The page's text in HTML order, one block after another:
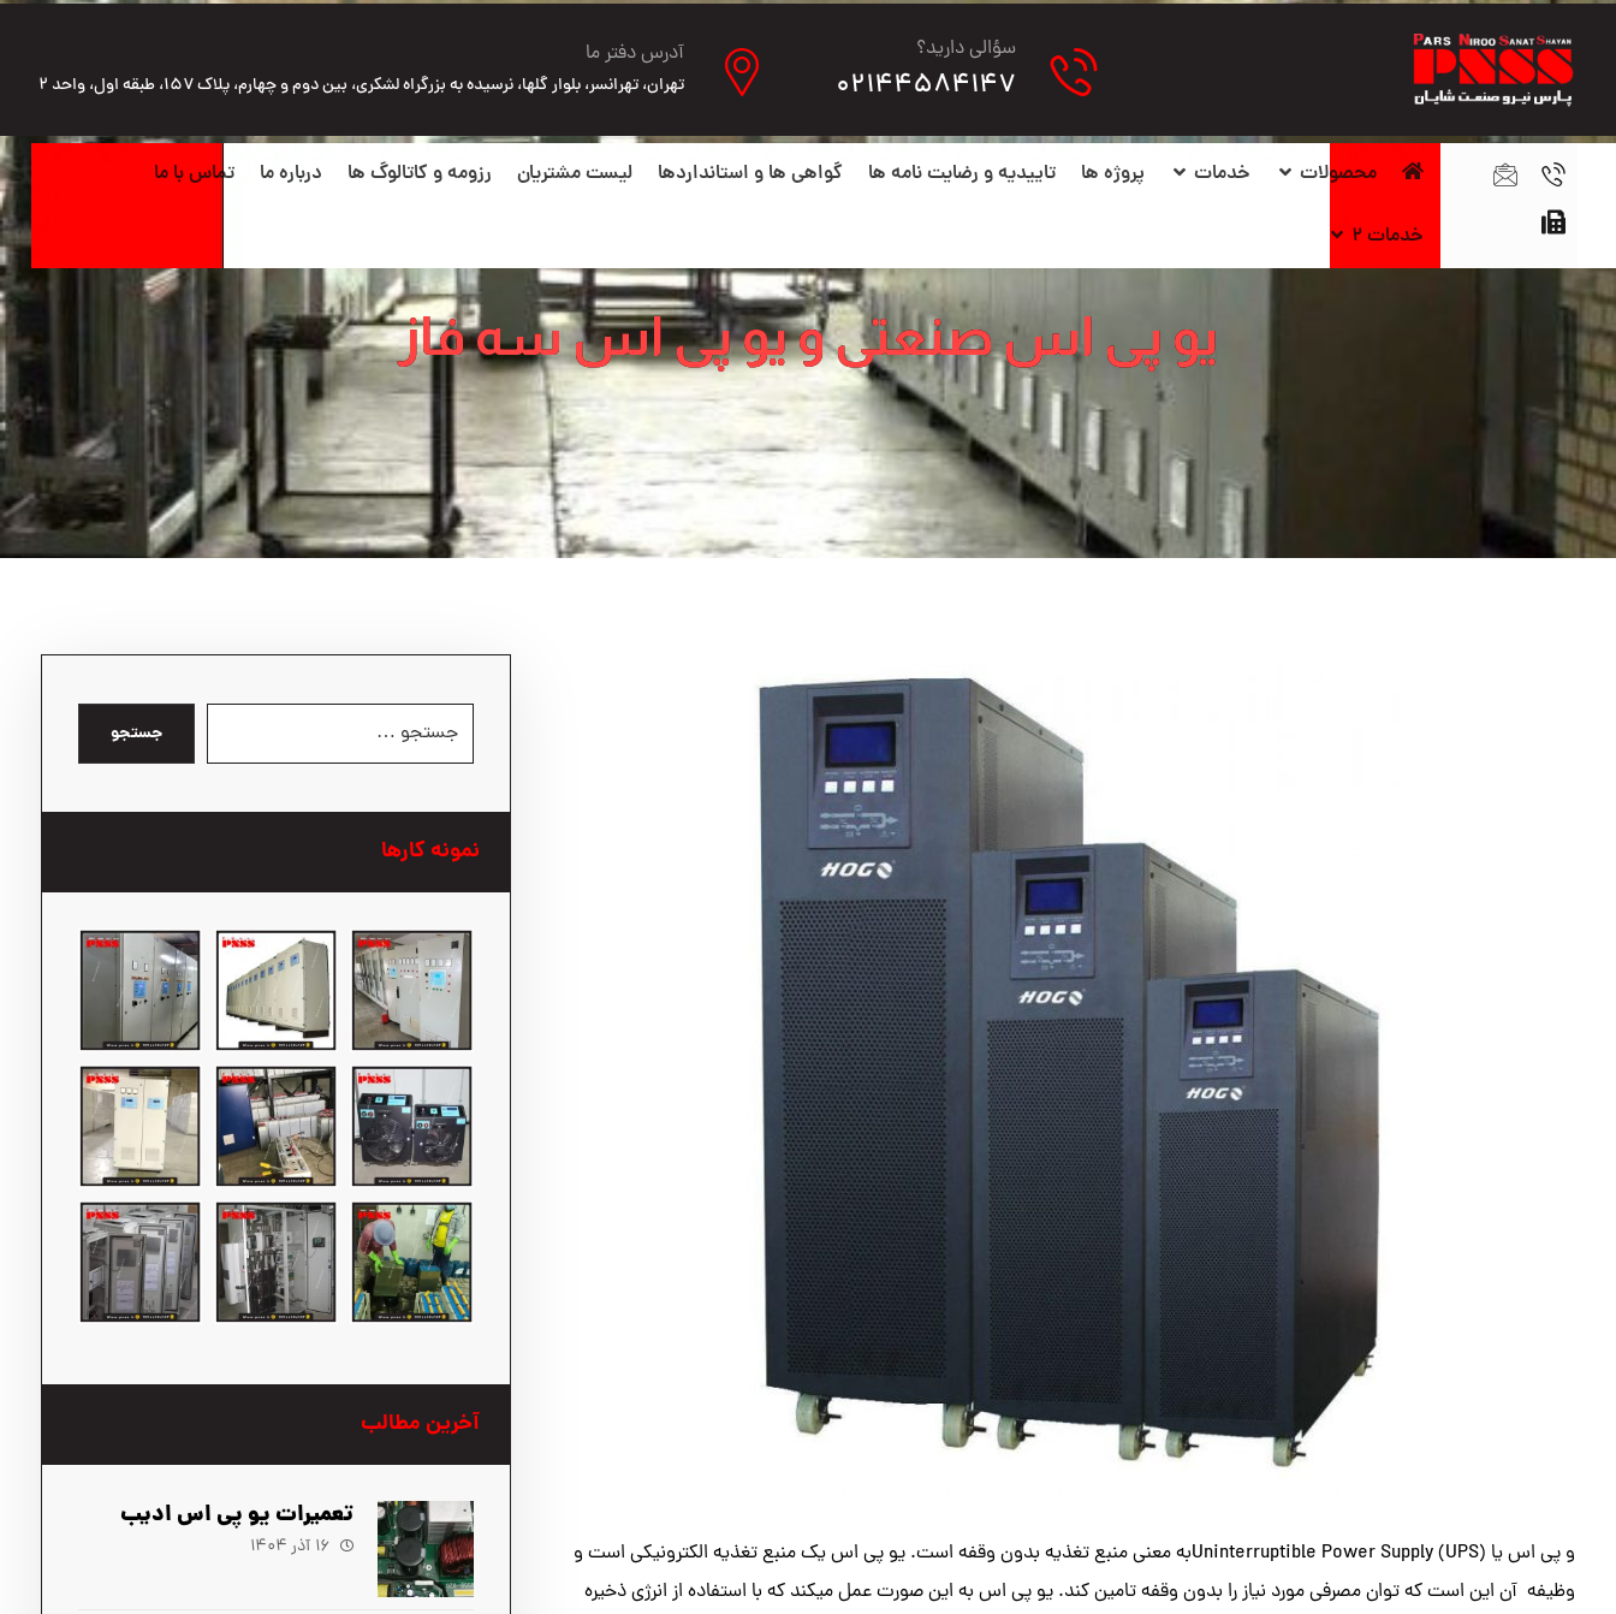
آدرس دفتر ما
تهران، تهرانسر، بلوار گلها، نرسیده به بزرگراه لشکری، بین دوم و چهارم، پلاک ۱۵۷، طبقه اول، واحد ۲
سؤالی دارید؟
02144584147
محصولات خدمات پروژه ها تاییدیه و رضایت نامه ها گواهی ها و استانداردها لیست مشتریان رزومه و کاتالوگ ها درباره ما تماس با ما
خدمات ۲
یو پی اس صنعتی و یو پی اس سه فاز
و پی اس یا Uninterruptible Power Supply (UPS)به معنی منبع تغذیه بدون وقفه است. یو پی اس یک منبع تغذیه الکترونیکی است و
وظیفه آن این است که توان مصرفی مورد نیاز را بدون وقفه تامین کند. یو پی اس به این صورت عمل میکند که با استفاده از انرژی ذخیره
جستجو
نمونه کارها
آخرین مطالب
تعمیرات یو پی اس ادیب
۱۶ آذر ۱۴۰۴